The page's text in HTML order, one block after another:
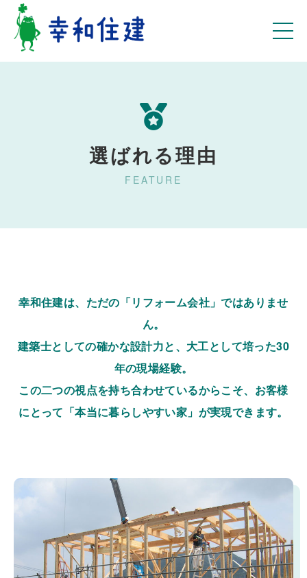
選ばれる理由
FEATURE
幸和住建は、ただの「リフォーム会社」ではありませ
ん。
建築士としての確かな設計力と、大工として培った30
年の現場経験。
この二つの視点を持ち合わせているからこそ、お客様
にとって「本当に暮らしやすい家」が実現できます。